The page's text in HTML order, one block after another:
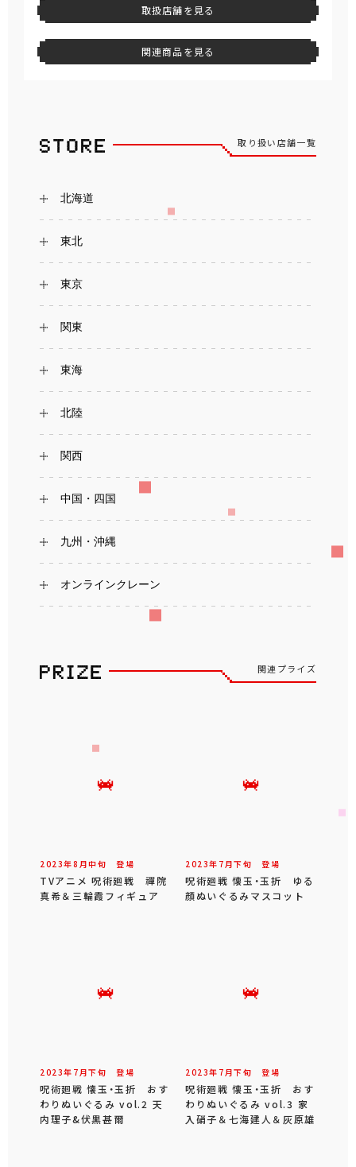
取扱店舗を見る
関連商品を見る
取り扱い店舗一覧
北海道
東北
東京
関東
東海
北陸
関西
中国・四国
九州・沖縄
オンラインクレーン
関連プライズ
2023年8 月中旬 登場
TVアニメ 呪術廻戦 禪院
真希＆三輪霞フィギュア
2023年 7 月下旬 登場
呪術廻戦 懐玉・玉折 ゆる
顔ぬいぐるみマスコット
2023年 7 月下旬 登場
呪術廻戦 懐玉・玉折 おす
わりぬいぐるみ vol.2 天
内理子&伏黒甚爾
2023年 7 月下旬 登場
呪術廻戦 懐玉・玉折 おす
わりぬいぐるみ vol.3 家
入硝子＆七海建人＆灰原雄